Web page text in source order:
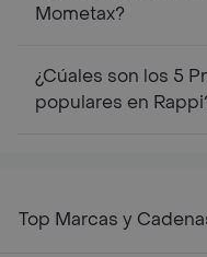
Mometax?
¿Cúales son los 5
populares en
Top Marcas y